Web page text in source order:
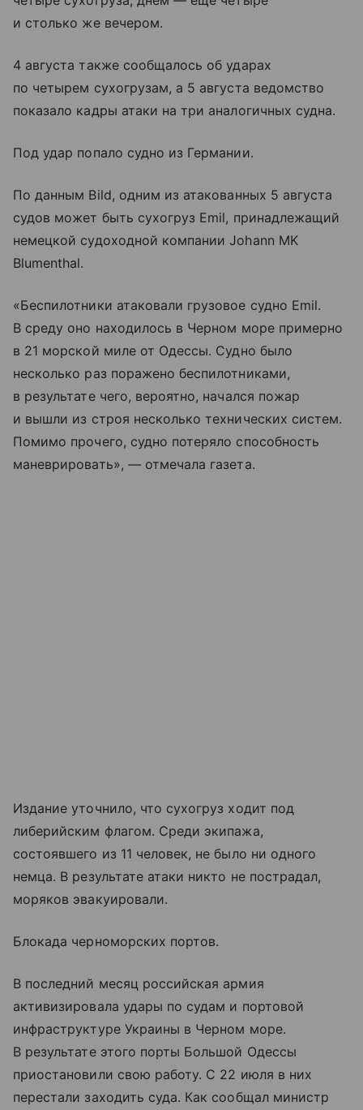
и столько же вечером.
4 августа также сообщалось об ударах
по четырем сухогрузам, а 5 августа ведомство
показало кадры атаки на три аналогичных судна.
Под удар попало судно из Германии.
По данным Bild, одним из атакованных 5 августа
судов может быть сухогруз Emil, принадлежащий
немецкой судоходной компании Johann MK
Blumenthal.
«Беспилотники атаковали грузовое судно Emil.
В среду оно находилось в Черном море примерно
в 21 морской миле от Одессы. Судно было
несколько раз поражено беспилотниками,
в результате чего, вероятно, начался пожар
и вышли из строя несколько технических систем.
Помимо прочего, судно потеряло способность
маневрировать», — отмечала газета.
Издание уточнило, что сухогруз ходит под
либерийским флагом. Среди экипажа,
состоявшего из 11 человек, не было ни одного
немца. В результате атаки никто не пострадал,
моряков эвакуировали.
Блокада черноморских портов.
В последний месяц российская армия
активизировала удары по судам и портовой
инфраструктуре Украины в Черном море.
В результате этого порты Большой Одессы
приостановили свою работу. С 22 июля в них
перестали заходить суда. Как сообщал министр